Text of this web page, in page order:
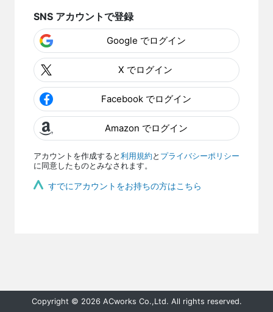
SNS アカウントで登録
Google でログイン
X でログイン
Facebook でログイン
Amazon でログイン
アカウントを作成すると 利用規約 と プライバシーポリシー
に同意したものとみなされます。
すでにアカウントをお持ちの方はこちら
Copyright © 2026 ACworks Co.,Ltd. All rights reserved.